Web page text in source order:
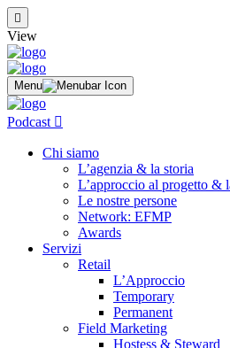
View
Menu
Podcast
Chi siamo
L’agenzia & la storia
L’approccio al progetto &
Le nostre persone
Network: EFMP
Awards
Servizi
Retail
L’Approccio
Temporary
Permanent
Field Marketing
Hostess & Steward